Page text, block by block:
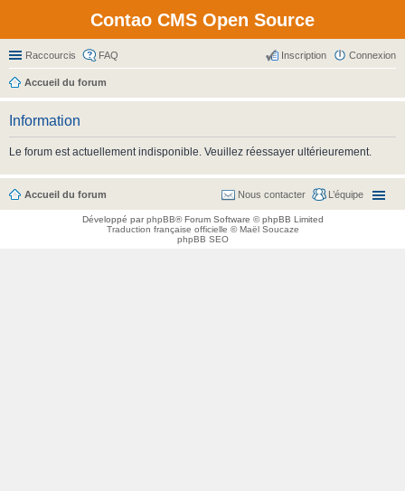
Contao CMS Open Source
Raccourcis FAQ Connexion
Inscription
Accueil du forum
Information
Le forum est actuellement indisponible. Veuillez réessayer ultérieurement.
Accueil du forum L’équipe
Nous contacter
Développé parphpBB® Forum Software © phpBB Limited
Traduction française officielle ©Maël Soucaze
phpBB SEO